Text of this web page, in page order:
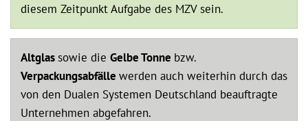
diesem Zeitpunkt Aufgabe des MZV sein.
Altglassowie die Gelbe Tonne bzw.
Verpackungsabfälle werden auch weiterhin durch das
von den Dualen Systemen Deutschland beauftragte
Unternehmen abgefahren.